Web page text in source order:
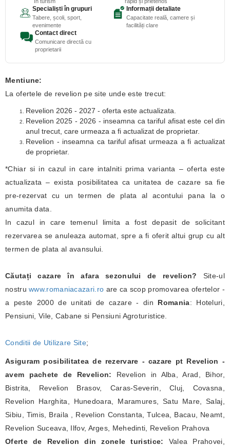
Specialiști în grupuri
Tabere, școli, sport,
evenimente
Informații detaliate
Capacitate reală, camere și
facilități clare
Contact direct
Comunicare directă cu
proprietarii
Mentiune:
La ofertele de revelion pe site unde este trecut:
Revelion 2026 - 2027 - oferta este actualizata.
Revelion 2025 - 2026 - inseamna ca tariful afisat este cel din
anul trecut, care urmeaza a fi actualizat de proprietar.
Revelion - inseamna ca tariful afisat urmeaza a fi actualizat
de proprietar.
*Chiar si in cazul in care intalniti prima varianta – oferta este
actualizata – exista posibilitatea ca unitatea de cazare sa fie
pre-rezervat cu un termen de plata al acontului pana la o
anumita data.
In cazul in care temenul limita a fost depasit de solicitant
rezervarea se anuleaza automat, spre a fi oferit altui grup cu alt
termen de plata al avansului.
Căutați cazare în afara sezonului de revelion? Site-ul
nostruwww.romaniacazari.ro are ca scop promovarea ofertelor -
a peste 2000 de unitati de cazare - din Romania: Hoteluri,
Pensiuni, Vile, Cabane si Pensiuni Agroturistice.
Conditii de Utilizare Site;
Asiguram posibilitatea de rezervare - cazare pt Revelion -
avem pachete de Revelion: Revelion in Alba, Arad, Bihor,
Bistrita, Revelion Brasov, Caras-Severin, Cluj, Covasna,
Revelion Harghita, Hunedoara, Maramures, Satu Mare, Salaj,
Sibiu, Timis, Braila , Revelion Constanta, Tulcea, Bacau, Neamt,
Revelion Suceava, Ilfov, Arges, Mehedinti, Revelion Prahova
Oferte de Revelion din zonele turistice: Valea Prahovei,